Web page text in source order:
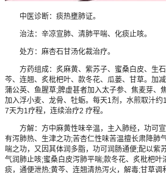
中医诊断：痰热壅肺证。
治法：辛凉宣肺、清肺平喘、化痰止咳。
处方：麻杏石甘汤化裁治疗。
方药组成：炙麻黄、紫苏子、蜜桑白皮、生石
芩、连翘、炙枇杷叶、款冬花、瓜蒌、甘草。加
蒲公英、鱼腥草;脾虚甚者加入太子参、焦麦芽、
加入浮小麦、龙骨、牡蛎。每天1剂，水煎取汁约
7天为1疗程，连续治疗2 疗程。
方解：方中麻黄性味辛温，主入肺经，功可宣
有泻肺热、生津之功;苦杏仁性味苦温擅长肃降肺
喘之功，又因其体润多脂，功可润肠通便;配以紫
气润肺止咳;蜜桑白皮泻肺平喘;款冬花、炙枇杷
痰，通便泄热;黄芩、连翘清热泻火，解毒;甘草调